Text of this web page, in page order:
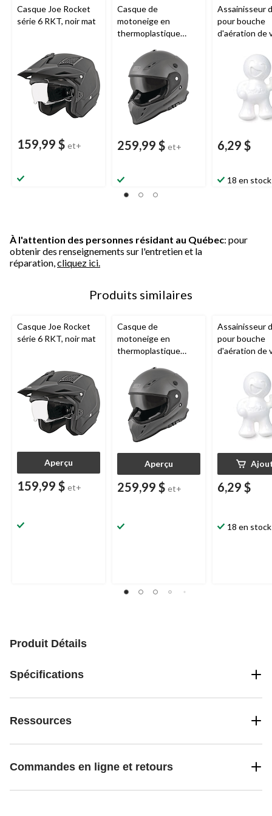
Casque Joe Rocket
série 6 RKT, noir mat
159,99 $ et+
Casque de
motoneige en
thermoplastique
visière électrique,
adultes, choix de
tailles
259,99 $ et+
Assainisseur
pour bouche
d'aération de
d'auto neuve
6,29 $
18 en stock
À l'attention des personnes résidant au Québec: pour
obtenir des renseignements sur l'entretien et la
réparation, cliquez ici.
Produits similaires
Casque Joe Rocket
série 6 RKT, noir mat
Aperçu
159,99 $ et+
Casque de
motoneige en
thermoplastique
visière électrique,
adultes, choix de
tailles
Aperçu
259,99 $ et+
Assainisseur
pour bouche
d'aération de
d'auto neuve
6,29 $
18 en stock
Produit Détails
Spécifications
Ressources
Commandes en ligne et retours